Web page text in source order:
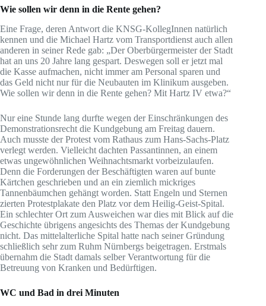
Wie sollen wir denn in die Rente gehen?
Eine Frage, deren Antwort die KNSG-KollegInnen natürlich
kennen und die Michael Hartz vom Transportdienst auch allen
anderen in seiner Rede gab: „Der Oberbürgermeister der Stadt
hat an uns 20 Jahre lang gespart. Deswegen soll er jetzt mal
die Kasse aufmachen, nicht immer am Personal sparen und
das Geld nicht nur für die Neubauten im Klinikum ausgeben.
Wie sollen wir denn in die Rente gehen? Mit Hartz IV etwa?“
Nur eine Stunde lang durfte wegen der Einschränkungen des
Demonstrationsrecht die Kundgebung am Freitag dauern.
Auch musste der Protest vom Rathaus zum Hans-Sachs-Platz
verlegt werden. Vielleicht dachten Passantinnen, an einem
etwas ungewöhnlichen Weihnachtsmarkt vorbeizulaufen.
Denn die Forderungen der Beschäftigten waren auf bunte
Kärtchen geschrieben und an ein ziemlich mickriges
Tannenbäumchen gehängt worden. Statt Engeln und Sternen
zierten Protestplakate den Platz vor dem Heilig-Geist-Spital.
Ein schlechter Ort zum Ausweichen war dies mit Blick auf die
Geschichte übrigens angesichts des Themas der Kundgebung
nicht. Das mittelalterliche Spital hatte nach seiner Gründung
schließlich sehr zum Ruhm Nürnbergs beigetragen. Erstmals
übernahm die Stadt damals selber Verantwortung für die
Betreuung von Kranken und Bedürftigen.
WC und Bad in drei Minuten